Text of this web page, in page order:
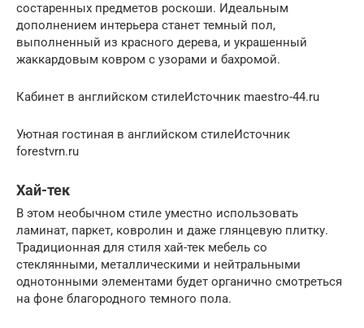
состаренных предметов роскоши. Идеальным
дополнением интерьера станет темный пол,
выполненный из красного дерева, и украшенный
жаккардовым ковром с узорами и бахромой.
Кабинет в английском стилеИсточник maestro-44.ru
Уютная гостиная в английском стилеИсточник
forestvrn.ru
Хай-тек
В этом необычном стиле уместно использовать
ламинат, паркет, ковролин и даже глянцевую плитку.
Традиционная для стиля хай-тек мебель со
стеклянными, металлическими и нейтральными
однотонными элементами будет органично смотреться
на фоне благородного темного пола.